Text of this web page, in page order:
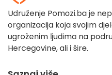
Udruženje Pomozi.ba je
organizacija koja svojim
ugroženim ljudima na
Hercegovine, ali i šire.